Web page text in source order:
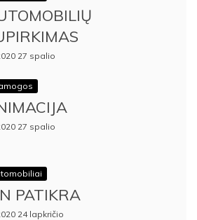
27 spalio
27 spalio
PATIKRA
24 lapkričio